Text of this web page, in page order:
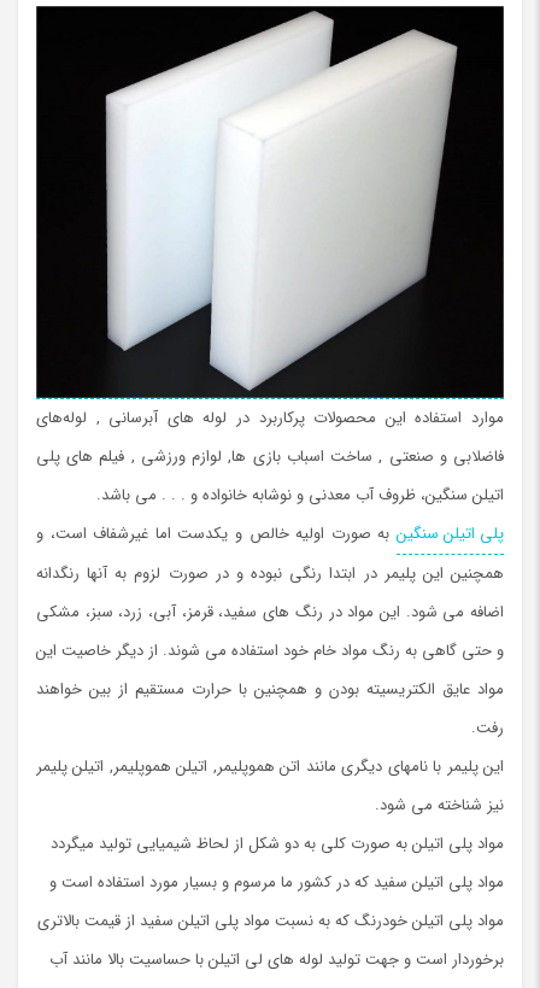
موارد استفاده این محصولات پرکاربرد در لوله های آبرسانی , لوله‌های
فاضلابی و صنعتی , ساخت اسباب بازی ها, لوازم ورزشی , فیلم های پلی
اتیلن سنگین، ظروف آب معدنی و نوشابه خانواده و . . . می باشد.
پلی اتیلن سنگینبه صورت اولیه خالص و یکدست اما غیرشفاف است، و
همچنین این پلیمر در ابتدا رنگی نبوده و در صورت لزوم به آنها رنگدانه
اضافه می شود. این مواد در رنگ های سفید، قرمز، آبی، زرد، سبز، مشکی
و حتی گاهی به رنگ مواد خام خود استفاده می شوند. از دیگر خاصیت این
مواد عایق الکتریسیته بودن و همچنین با حرارت مستقیم از بین خواهند
رفت.
این پلیمر با نامهای دیگری مانند اتن هموپلیمر, اتیلن هموپلیمر, اتیلن پلیمر
نیز شناخته می شود.
مواد پلی اتیلن به صورت کلی به دو شکل از لحاظ شیمیایی تولید میگردد
مواد پلی اتیلن سفید که در کشور ما مرسوم و بسیار مورد استفاده است و
مواد پلی اتیلن خودرنگ که به نسبت مواد پلی اتیلن سفید از قیمت بالاتری
برخوردار است و جهت تولید لوله های لی اتیلن با حساسیت بالا مانند آب